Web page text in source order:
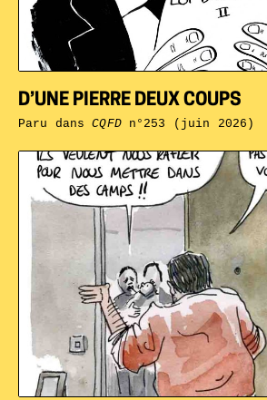
D’UNE PIERRE DEUX COUPS
Paru dansCQFDn°253 (juin 2026)